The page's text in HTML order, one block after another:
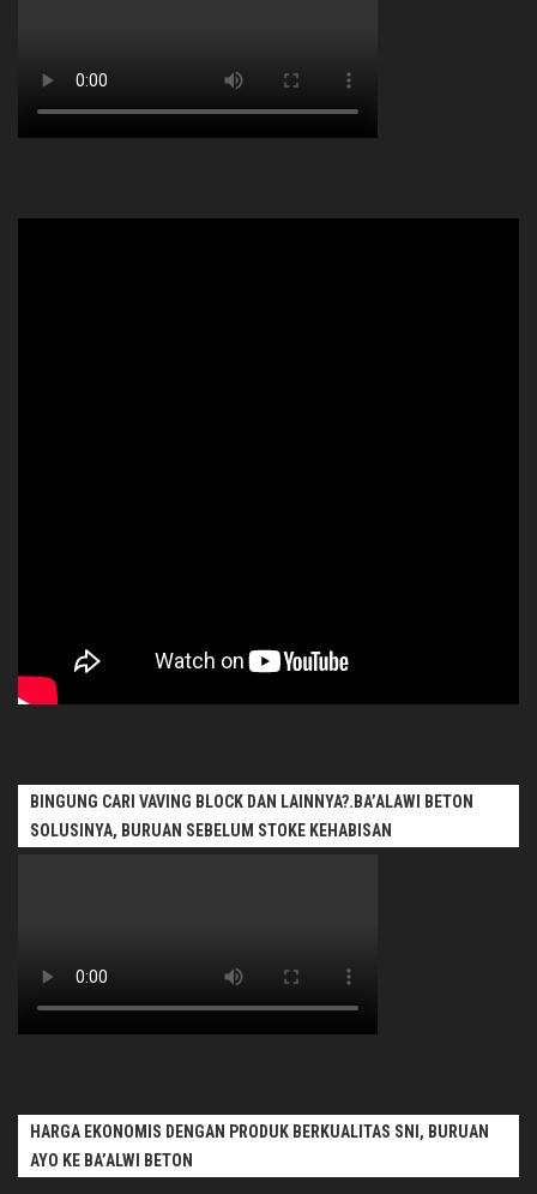
BINGUNG CARI VAVING BLOCK DAN LAINNYA?.BA’ALAWI BETON
SOLUSINYA, BURUAN SEBELUM STOKE KEHABISAN
HARGA EKONOMIS DENGAN PRODUK BERKUALITAS SNI, BURUAN
AYO KE BA’ALWI BETON